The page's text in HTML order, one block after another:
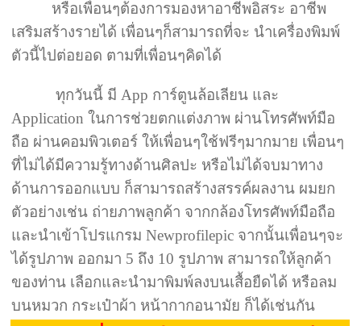
หรือเพื่อนๆต้องการมองหาอาชีพอิสระ อาชีพ
เสริมสร้างรายได้ เพื่อนๆก็สามารถที่จะ นำเครื่องพิมพ์
ตัวนี้ไปต่อยอด ตามที่เพื่อนๆคิดได้
ทุกวันนี้ มี App การ์ตูนล้อเลียน และ
Application ในการช่วยตกแต่งภาพ ผ่านโทรศัพท์มือ
ถือ ผ่านคอมพิวเตอร์ ให้เพื่อนๆใช้ฟรีๆมากมาย เพื่อนๆ
ที่ไม่ได้มีความรู้ทางด้านศิลปะ หรือไม่ได้จบมาทาง
ด้านการออกแบบ ก็สามารถสร้างสรรค์ผลงาน ผมยก
ตัวอย่างเช่น ถ่ายภาพลูกค้า จากกล้องโทรศัพท์มือถือ
และนำเข้าโปรแกรม Newprofilepic จากนั้นเพื่อนๆจะ
ได้รูปภาพ ออกมา 5 ถึง 10 รูปภาพ สามารถให้ลูกค้า
ของท่าน เลือกและนำมาพิมพ์ลงบนเสื้อยืดได้ หรือลม
บนหมวก กระเป๋าผ้า หน้ากากอนามัย ก็ได้เช่นกัน